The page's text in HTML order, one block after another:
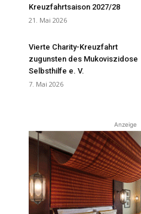
Kreuzfahrtsaison 2027/28
21. Mai 2026
Vierte Charity-Kreuzfahrt
zugunsten des Mukoviszidose
Selbsthilfe e. V.
7. Mai 2026
Anzeige